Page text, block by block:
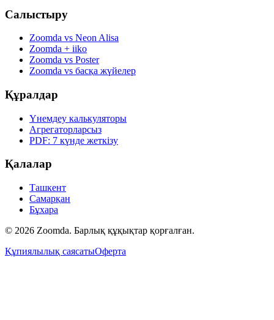
Салыстыру
Zoomda vs Neon Alisa
Zoomda + iiko
Zoomda vs Poster
Zoomda vs басқа жүйелер
Құралдар
Үнемдеу калькуляторы
Агрегаторларсыз
PDF: 7 күнде жеткізу
Қалалар
Ташкент
Самарқан
Бұхара
© 2026 Zoomda. Барлық құқықтар қорғалған.
Құпиялылық саясатыОферта